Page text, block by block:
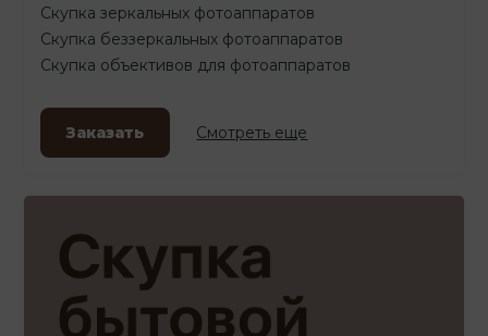
Скупка зеркальных фотоаппаратов
Скупка беззеркальных фотоаппаратов
Скупка объективов для фотоаппаратов
Заказать Смотреть еще